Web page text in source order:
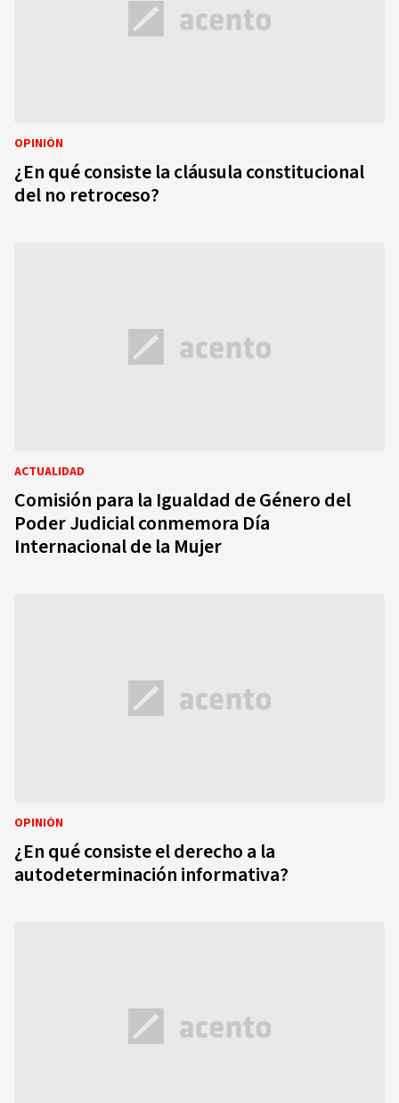
OPINIÓN
¿En qué consiste la cláusula constitucional
del no retroceso?
ACTUALIDAD
Comisión para la Igualdad de Género del
Poder Judicial conmemora Día
Internacional de la Mujer
OPINIÓN
¿En qué consiste el derecho a la
autodeterminación informativa?